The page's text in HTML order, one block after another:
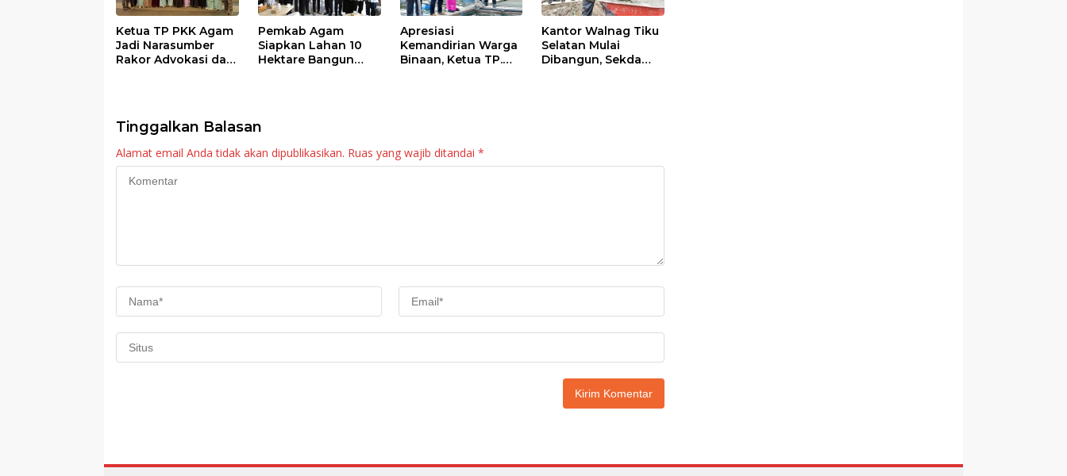
Ketua TP PKK Agam
Jadi Narasumber
Rakor Advokasi dan
Pemkab Agam
Siapkan Lahan 10
Hektare Bangun
Apresiasi
Kemandirian Warga
Binaan, Ketua TP.
Kantor Walnag Tiku
Selatan Mulai
Dibangun, Sekda
Tinggalkan Balasan
Alamat email Anda tidak akan dipublikasikan. Ruas yang wajib ditandai *